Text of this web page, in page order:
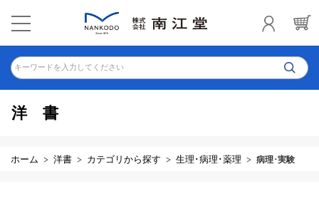
キーワードを入力してください
洋書
ホーム 洋書 カテゴリから探す 生理･病理･薬理 病理･実験